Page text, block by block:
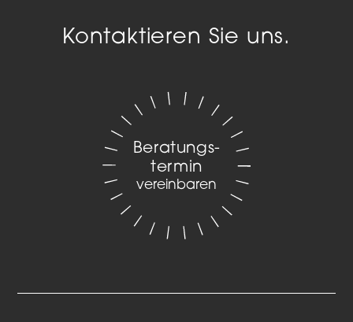
Kontaktieren Sie uns.
Beratungs­
termin
vereinbaren